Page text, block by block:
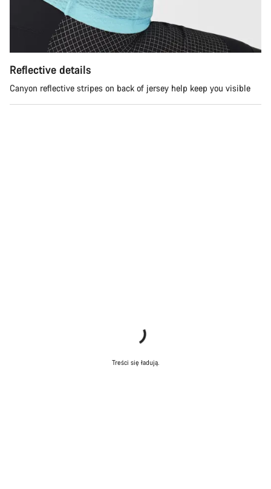
Reflective details
Canyon reflective stripes on back of jersey help keep you visible
Treści się ładują.
Rozpocznij czat
Zamknij